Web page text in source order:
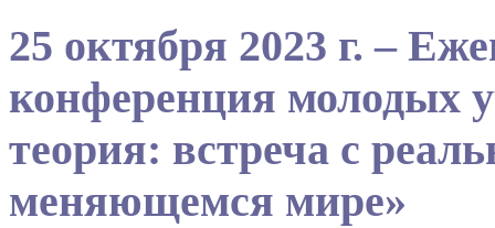
25 октября 2023 г. –
конференция молодых
теория: встреча с
меняющемся мире»